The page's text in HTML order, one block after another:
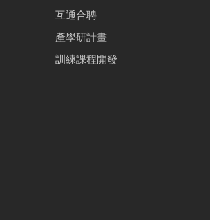
互通合聘
產學研計畫
訓練課程開發